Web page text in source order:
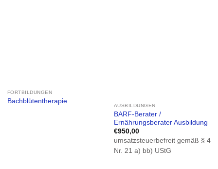
FORTBILDUNGEN
Bachblütentherapie
AUSBILDUNGEN
BARF-Berater /
Ernährungsberater Ausbildung
€950,00
umsatzsteuerbefreit gemäß § 4
Nr. 21 a) bb) UStG